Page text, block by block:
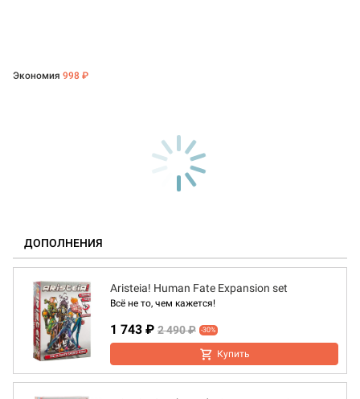
Экономия 998 ₽
ДОПОЛНЕНИЯ
Aristeia! Human Fate Expansion set
Всё не то, чем кажется!
1 743 ₽ 2 490 ₽ -30%
Купить